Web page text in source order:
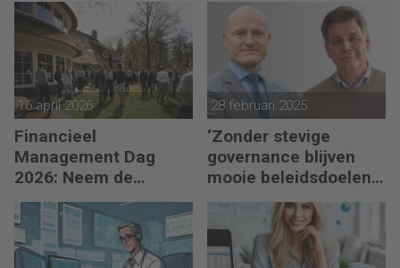
16 april 2026
Financieel
Management Dag
2026: Neem de
toekomst in eigen
hand
28 februari 2025
‘Zonder stevige
governance blijven
mooie beleidsdoelen
snel steken in goede
voornemens.’